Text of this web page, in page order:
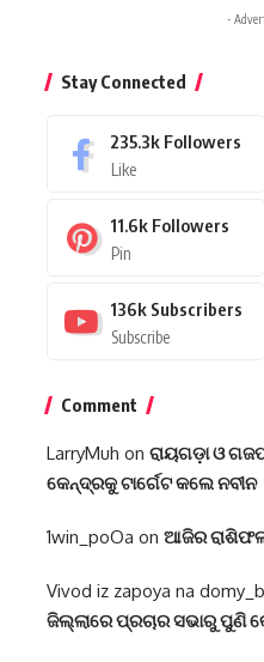
-
Stay Connected
235.3k Followers
Like
11.6k Followers
Pin
136k Subscribers
Subscribe
Comment
LarryMuh on ରାୟଗଡ଼ା ଓ
କେନ୍ଦ୍ରକୁ ଟାର୍ଗେଟ କଲେ ନବୀନ
1win_poOa on ଆଜିର
Vivod iz zapoya na
ଜିଲ୍ଲାରେ ପ୍ରଚାର ସଭାରୁ ପୁଣି